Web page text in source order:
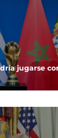
jugarse